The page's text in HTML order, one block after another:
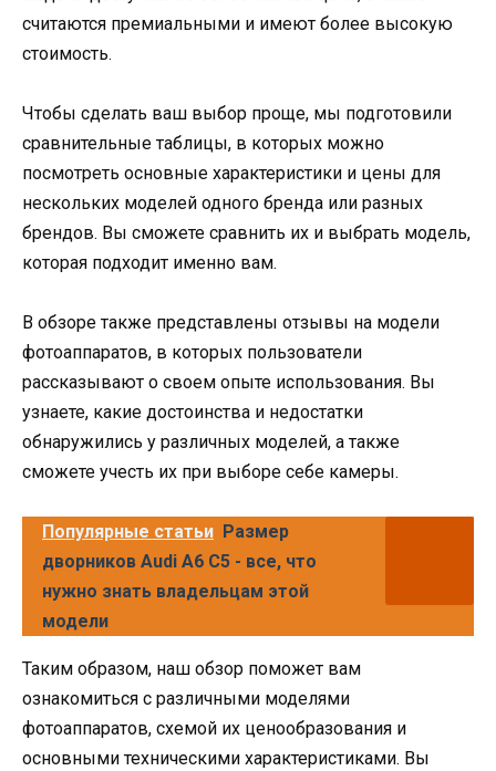
считаются премиальными и имеют более высокую
стоимость.
Чтобы сделать ваш выбор проще, мы подготовили
сравнительные таблицы, в которых можно
посмотреть основные характеристики и цены для
нескольких моделей одного бренда или разных
брендов. Вы сможете сравнить их и выбрать модель,
которая подходит именно вам.
В обзоре также представлены отзывы на модели
фотоаппаратов, в которых пользователи
рассказывают о своем опыте использования. Вы
узнаете, какие достоинства и недостатки
обнаружились у различных моделей, а также
сможете учесть их при выборе себе камеры.
Популярные статьи Размер
дворников Audi A6 C5 - все, что
нужно знать владельцам этой
модели
Таким образом, наш обзор поможет вам
ознакомиться с различными моделями
фотоаппаратов, схемой их ценообразования и
основными техническими характеристиками. Вы